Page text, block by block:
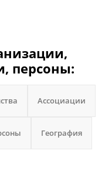
персоны:
Ассоциации
География